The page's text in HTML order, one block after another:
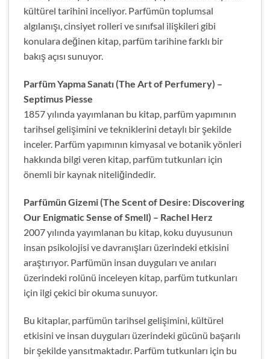
kültürel tarihini inceliyor. Parfümün toplumsal
algılanışı, cinsiyet rolleri ve sınıfsal ilişkileri gibi
konulara değinen kitap, parfüm tarihine farklı bir
bakış açısı sunuyor.
Parfüm Yapma Sanatı (The Art of Perfumery) –
Septimus Piesse
1857 yılında yayımlanan bu kitap, parfüm yapımının
tarihsel gelişimini ve tekniklerini detaylı bir şekilde
inceler. Parfüm yapımının kimyasal ve botanik yönleri
hakkında bilgi veren kitap, parfüm tutkunları için
önemli bir kaynak niteliğindedir.
Parfümün Gizemi (The Scent of Desire: Discovering
Our Enigmatic Sense of Smell) – Rachel Herz
2007 yılında yayımlanan bu kitap, koku duyusunun
insan psikolojisi ve davranışları üzerindeki etkisini
araştırıyor. Parfümün insan duyguları ve anıları
üzerindeki rolünü inceleyen kitap, parfüm tutkunları
için ilgi çekici bir okuma sunuyor.
Bu kitaplar, parfümün tarihsel gelişimini, kültürel
etkisini ve insan duyguları üzerindeki gücünü başarılı
bir şekilde yansıtmaktadır. Parfüm tutkunları için bu